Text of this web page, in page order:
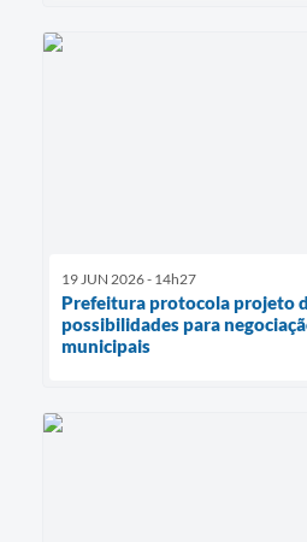
19 JUN 2026 - 14h27
Prefeitura protocola projeto
possibilidades para
municipais